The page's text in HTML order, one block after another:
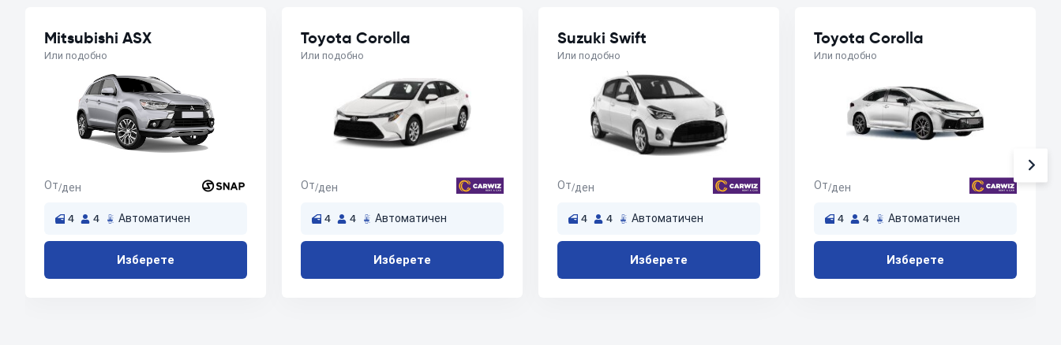
Mitsubishi ASX
Или подобно
От/ден
4 4 Автоматичен
Изберете
Toyota Corolla
Или подобно
От/ден
4 4 Автоматичен
Изберете
Suzuki Swift
Или подобно
От/ден
4 4 Автоматичен
Изберете
Toyota Corolla
Или подобно
От/ден
4 4 Автоматичен
Изберете